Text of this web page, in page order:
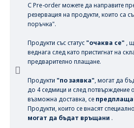
С Pre-order можете да направите
резервация на продукти, които са
поръчка".
Продукти със статус"очаква се" ,
веднага след като пристигнат на
предварително плащане.
Продукти "по заявка", могат да
до 4 седмици и след потвърждение
възможна доставка, се
Продукти, които се внасят
могат да бъдат връщани .